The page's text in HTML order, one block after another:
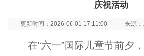
庆祝活动
更新时间：2026-06-01 17:11:00 来源：
在“六一”国际儿童节前夕